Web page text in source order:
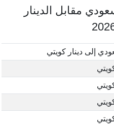
ريال سعودي مقابل الدينار